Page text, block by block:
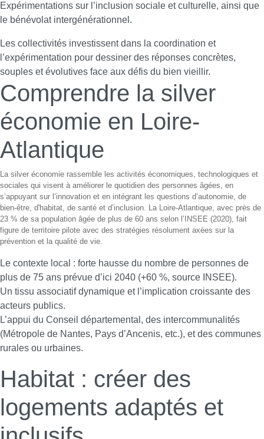
Expérimentations sur l’inclusion sociale et culturelle, ainsi que
le bénévolat intergénérationnel.
Les collectivités investissent dans la coordination et
l’expérimentation pour dessiner des réponses concrètes,
souples et évolutives face aux défis du bien vieillir.
Comprendre la silver
économie en Loire-
Atlantique
La silver économie rassemble les activités économiques, technologiques et
sociales qui visent à améliorer le quotidien des personnes âgées, en
s’appuyant sur l’innovation et en intégrant les questions d’autonomie, de
bien-être, d'habitat, de santé et d’inclusion. La Loire-Atlantique, avec près de
23 % de sa population âgée de plus de 60 ans selon l’INSEE (2020), fait
figure de territoire pilote avec des stratégies résolument axées sur la
prévention et la qualité de vie.
Le contexte local : forte hausse du nombre de personnes de
plus de 75 ans prévue d’ici 2040 (+60 %, source INSEE).
Un tissu associatif dynamique et l’implication croissante des
acteurs publics.
L’appui du Conseil départemental, des intercommunalités
(Métropole de Nantes, Pays d’Ancenis, etc.), et des communes
rurales ou urbaines.
Habitat : créer des
logements adaptés et